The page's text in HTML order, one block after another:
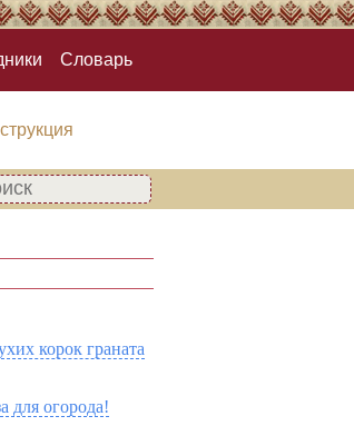
Словарь
корок граната
для огорода!